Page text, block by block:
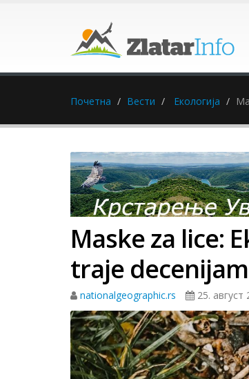
Почетна Вести Екологија
Maske za lice:
traje
nationalgeographic.rs 25. август